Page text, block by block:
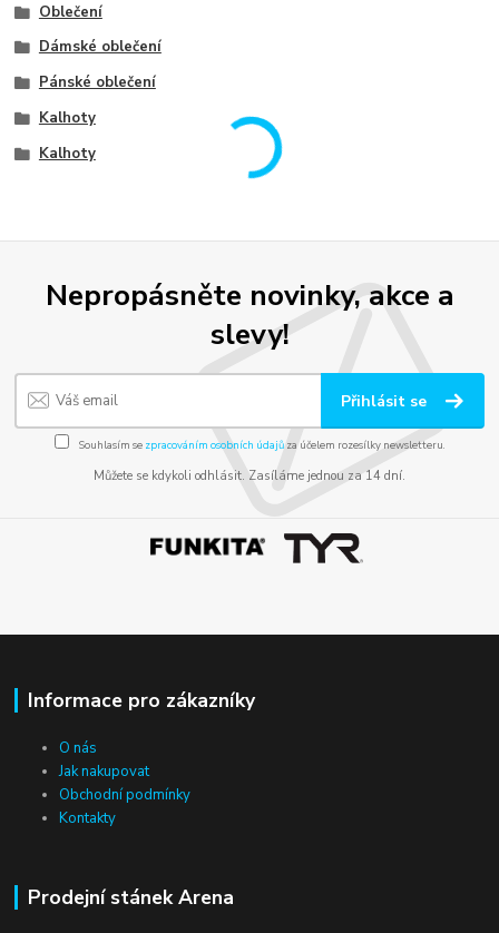
Oblečení
Dámské oblečení
Pánské oblečení
Kalhoty
Kalhoty
Nepropásněte novinky, akce a
slevy!
Přihlásit se
Souhlasím se zpracováním osobních údajůza účelem rozesílky newsletteru.
Můžete se kdykoli odhlásit. Zasíláme jednou za 14 dní.
Informace pro zákazníky
O nás
Jak nakupovat
Obchodní podmínky
Kontakty
Prodejní stánek Arena